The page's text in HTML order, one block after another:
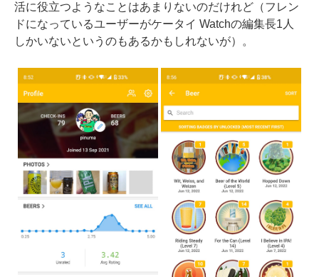
活に役立つようなことはあまりないのだけれど（フレン
ドになっているユーザーがケータイ Watchの編集長1人
しかいないというのもあるかもしれないが）。